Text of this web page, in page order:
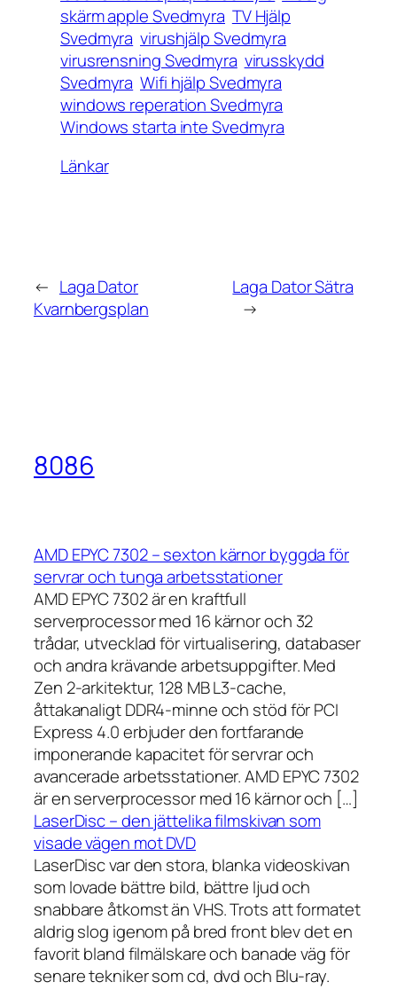
skärm apple Svedmyra TV Hjälp
Svedmyra virushjälp Svedmyra
virusrensning Svedmyra virusskydd
Svedmyra Wifi hjälp Svedmyra
windows reperation Svedmyra
Windows starta inte Svedmyra
Länkar
← Laga Dator
Kvarnbergsplan
Laga Dator Sätra
→
8086
AMD EPYC 7302 – sexton kärnor byggda för
servrar och tunga arbetsstationer
AMD EPYC 7302 är en kraftfull
serverprocessor med 16 kärnor och 32
trådar, utvecklad för virtualisering, databaser
och andra krävande arbetsuppgifter. Med
Zen 2-arkitektur, 128 MB L3-cache,
åttakanaligt DDR4-minne och stöd för PCI
Express 4.0 erbjuder den fortfarande
imponerande kapacitet för servrar och
avancerade arbetsstationer. AMD EPYC 7302
är en serverprocessor med 16 kärnor och […]
LaserDisc – den jättelika filmskivan som
visade vägen mot DVD
LaserDisc var den stora, blanka videoskivan
som lovade bättre bild, bättre ljud och
snabbare åtkomst än VHS. Trots att formatet
aldrig slog igenom på bred front blev det en
favorit bland filmälskare och banade väg för
senare tekniker som cd, dvd och Blu-ray.